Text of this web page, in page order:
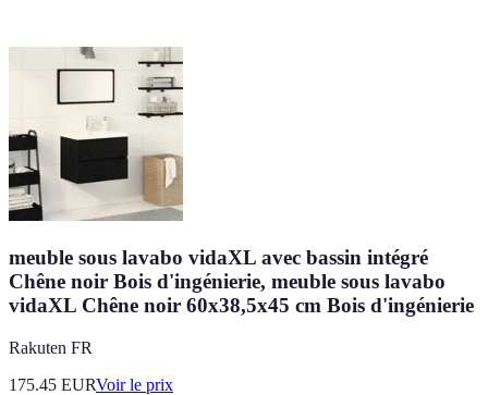
meuble sous lavabo vidaXL avec bassin intégré
Chêne noir Bois d'ingénierie, meuble sous lavabo
vidaXL Chêne noir 60x38,5x45 cm Bois d'ingénierie
Rakuten FR
175.45 EURVoir le prix